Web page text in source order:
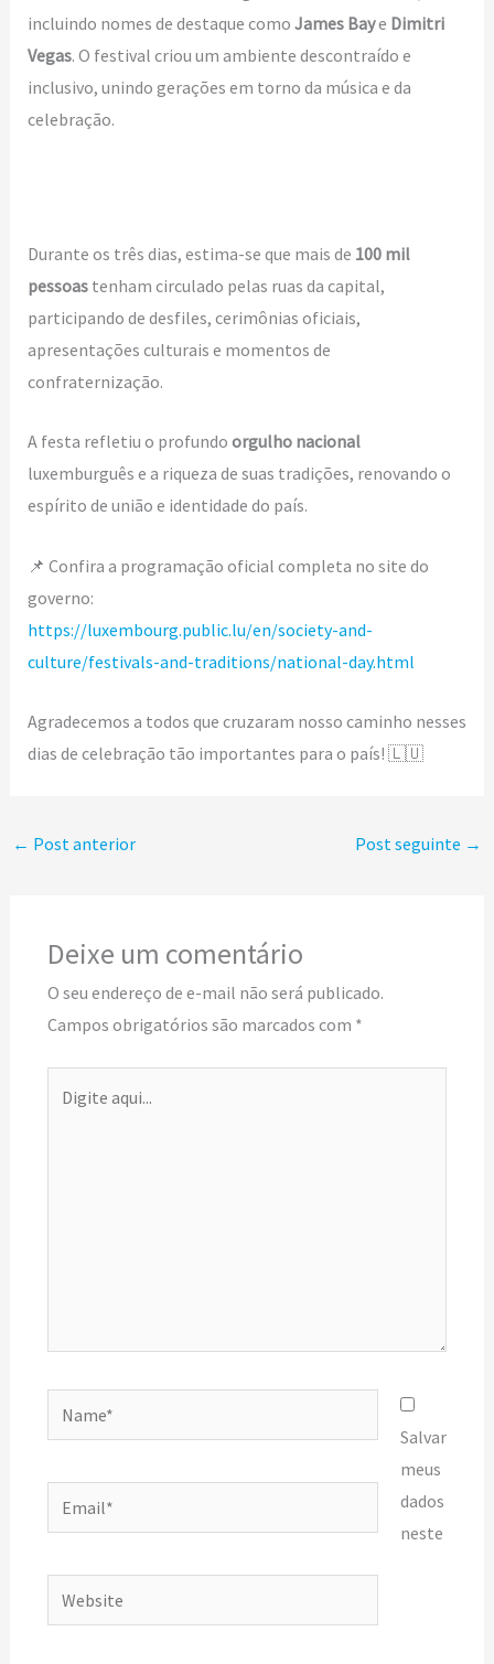
incluindo nomes de destaque como James Baye Dimitri
Vegas. O festival criou um ambiente descontraído e
inclusivo, unindo gerações em torno da música e da
celebração.
Durante os três dias, estima-se que mais de 100 mil
pessoastenham circulado pelas ruas da capital,
participando de desfiles, cerimônias oficiais,
apresentações culturais e momentos de
confraternização.
A festa refletiu o profundo orgulho nacional
luxemburguês e a riqueza de suas tradições, renovando o
espírito de união e identidade do país.
📌 Confira a programação oficial completa no site do
governo:
https://luxembourg.public.lu/en/society-and-
culture/festivals-and-traditions/national-day.html
Agradecemos a todos que cruzaram nosso caminho nesses
dias de celebração tão importantes para o país! 🇱🇺
← Post anterior Post seguinte →
Deixe um comentário
O seu endereço de e-mail não será publicado.
Campos obrigatórios são marcados com *
aqui...
Salvar
meus
dados
neste